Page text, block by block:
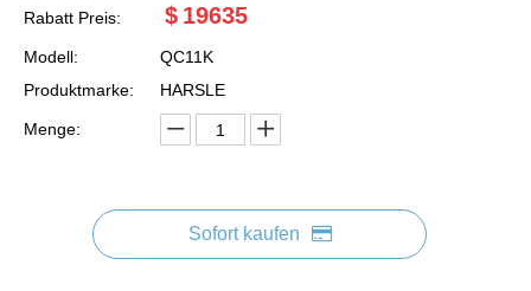
Rabatt Preis: $ 19635
Modell:
QC11K
Produktmarke:
HARSLE
Menge:
Sofort kaufen